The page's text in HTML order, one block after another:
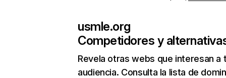
usmle.org
Competidores y
Revela otras webs que interesan a
audiencia. Consulta la lista de